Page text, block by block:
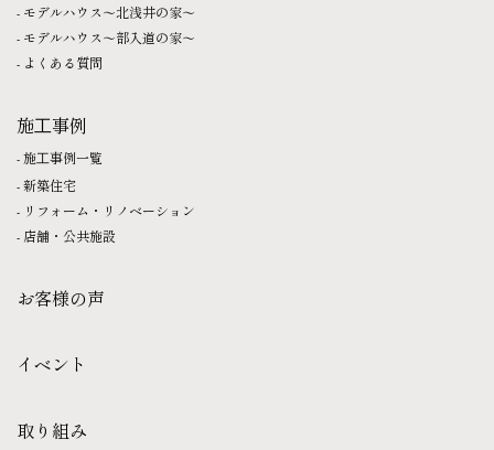
モデルハウス〜北浅井の家〜
モデルハウス〜部入道の家〜
よくある質問
施⼯事例
施⼯事例一覧
新築住宅
リフォーム・リノベーション
店舗・公共施設
お客様の声
イベント
取り組み